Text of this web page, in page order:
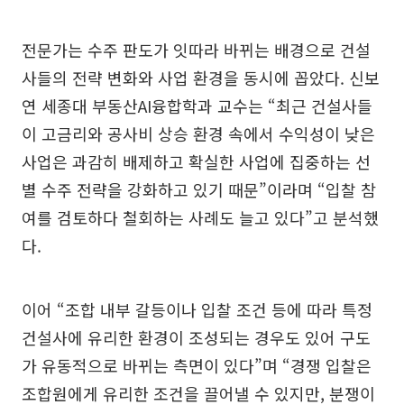
전문가는 수주 판도가 잇따라 바뀌는 배경으로 건설
사들의 전략 변화와 사업 환경을 동시에 꼽았다. 신보
연 세종대 부동산AI융합학과 교수는 “최근 건설사들
이 고금리와 공사비 상승 환경 속에서 수익성이 낮은
사업은 과감히 배제하고 확실한 사업에 집중하는 선
별 수주 전략을 강화하고 있기 때문”이라며 “입찰 참
여를 검토하다 철회하는 사례도 늘고 있다”고 분석했
다.
이어 “조합 내부 갈등이나 입찰 조건 등에 따라 특정
건설사에 유리한 환경이 조성되는 경우도 있어 구도
가 유동적으로 바뀌는 측면이 있다”며 “경쟁 입찰은
조합원에게 유리한 조건을 끌어낼 수 있지만, 분쟁이